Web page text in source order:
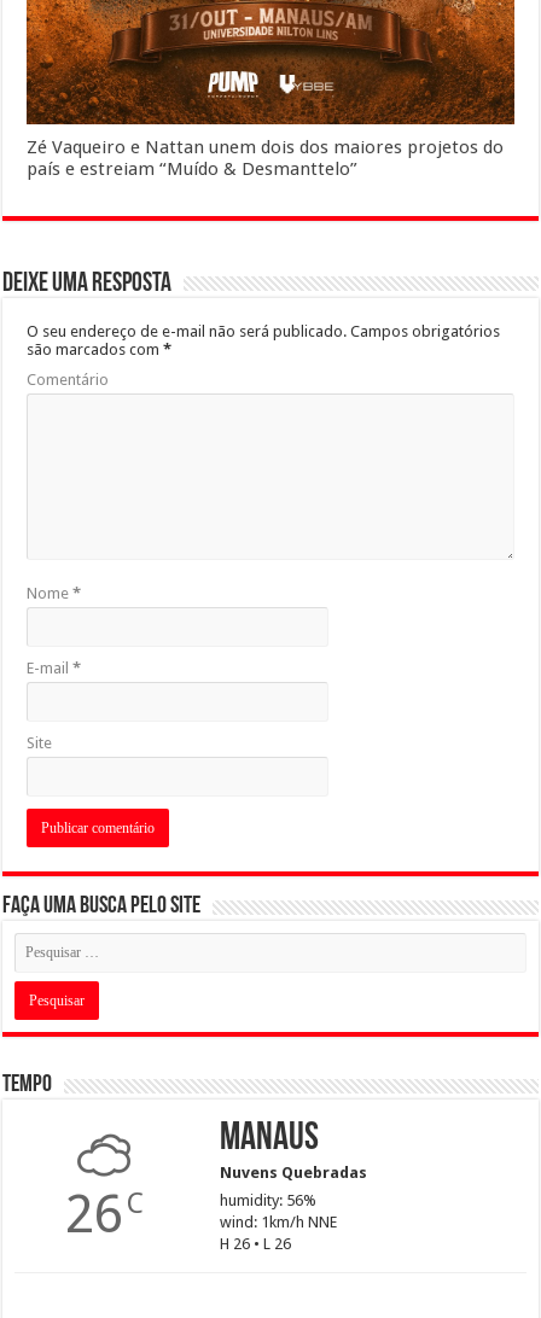
Zé Vaqueiro e Nattan unem dois dos maiores projetos do
país e estreiam “Muído & Desmanttelo”
Deixe uma resposta
O seu endereço de e-mail não será publicado. Campos obrigatórios
são marcados com*
Comentário
Nome*
E-mail*
Site
Faça uma busca pelo Site
Tempo
26 C
Manaus
Nuvens Quebradas
humidity: 56%
wind: 1km/h NNE
H 26 • L 26